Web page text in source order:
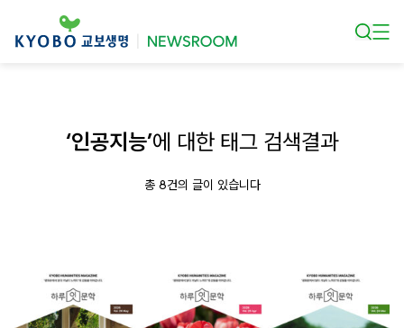
‘인공지능’에 대한 태그 검색결과
총 8건의 글이 있습니다